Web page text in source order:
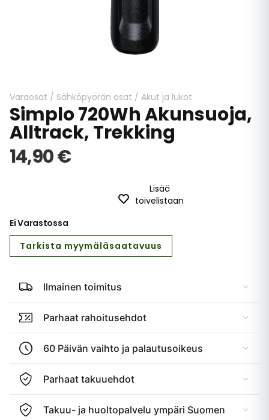
beginning
of
the
images
Varaosat / Sähköpyörän osat / Akut ja lukot
Simplo 720Wh Akunsuoja,
Alltrack, Trekking
14,90 €
Lisää
toivelistaan
Ei Varastossa
Tarkista myymäläsaatavuus
Ilmainen toimitus
Parhaat rahoitusehdot
60 Päivän vaihto ja palautusoikeus
Parhaat takuuehdot
Takuu- ja huoltopalvelu ympäri Suomen